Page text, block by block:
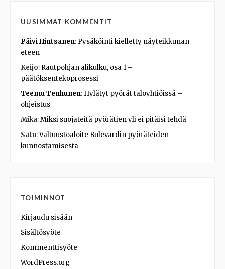
UUSIMMAT KOMMENTIT
Päivi Hintsanen: Pysäköinti kielletty näyteikkunan
eteen
Keijo: Rautpohjan alikulku, osa 1 –
päätöksentekoprosessi
Teemu Tenhunen: Hylätyt pyörät taloyhtiöissä –
ohjeistus
Mika:Miksi suojateitä pyörätien yli ei pitäisi tehdä
Satu:Valtuustoaloite Bulevardin pyöräteiden
kunnostamisesta
TOIMINNOT
Kirjaudu sisään
Sisältösyöte
Kommenttisyöte
WordPress.org